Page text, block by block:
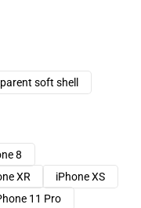
soft shell
8
XR
iPhone XS
11 Pro